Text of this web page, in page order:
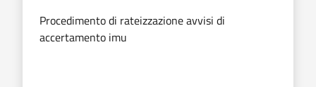
Procedimento di rateizzazione avvisi di
accertamento imu